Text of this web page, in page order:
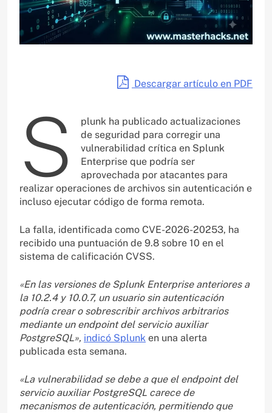
Descargar artículo en PDF
S
plunk ha publicado actualizaciones
de seguridad para corregir una
vulnerabilidad crítica en Splunk
Enterprise que podría ser
aprovechada por atacantes para
realizar operaciones de archivos sin autenticación e
incluso ejecutar código de forma remota.
La falla, identificada como CVE-2026-20253, ha
recibido una puntuación de 9.8 sobre 10 en el
sistema de calificación CVSS.
«En las versiones de Splunk Enterprise anteriores a
la 10.2.4 y 10.0.7, un usuario sin autenticación
podría crear o sobrescribir archivos arbitrarios
mediante un endpoint del servicio auxiliar
PostgreSQL», indicó Splunk en una alerta
publicada esta semana.
«La vulnerabilidad se debe a que el endpoint del
servicio auxiliar PostgreSQL carece de
mecanismos de autenticación, permitiendo que